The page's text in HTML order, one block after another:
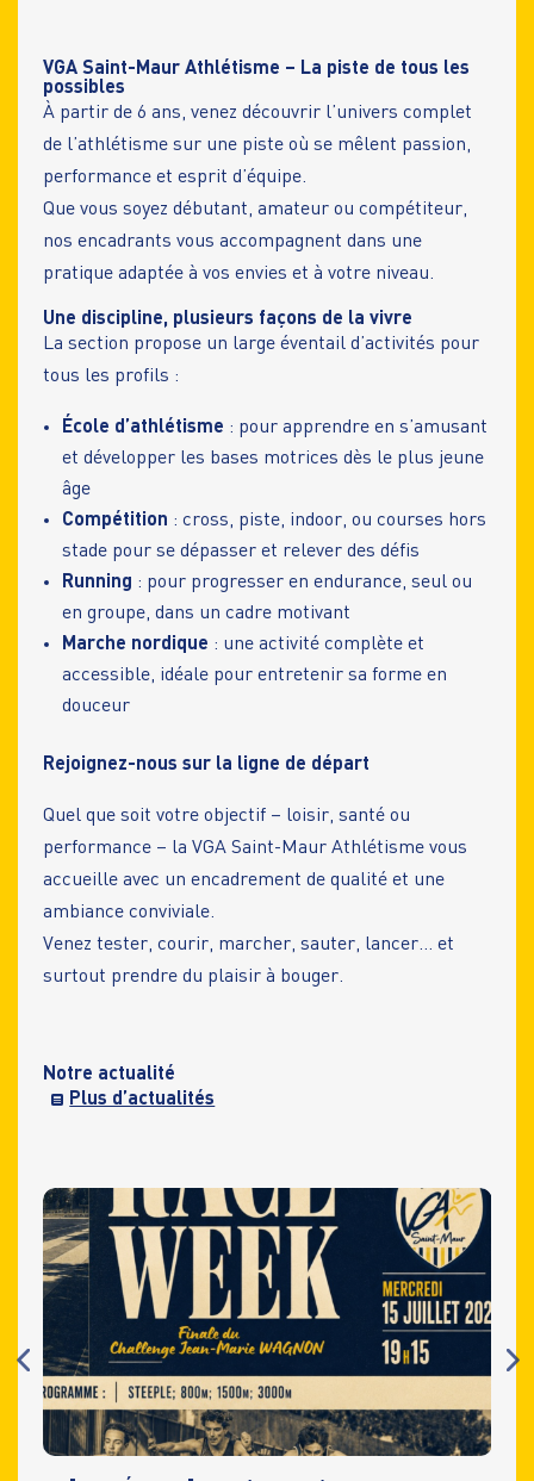
VGA Saint-Maur Athlétisme – La piste de tous les
possibles
À partir de 6 ans, venez découvrir l’univers complet
de l’athlétisme sur une piste où se mêlent passion,
performance et esprit d’équipe.
Que vous soyez débutant, amateur ou compétiteur,
nos encadrants vous accompagnent dans une
pratique adaptée à vos envies et à votre niveau.
Une discipline, plusieurs façons de la vivre
La section propose un large éventail d’activités pour
tous les profils :
École d’athlétisme : pour apprendre en s’amusant
et développer les bases motrices dès le plus jeune
âge
Compétition : cross, piste, indoor, ou courses hors
stade pour se dépasser et relever des défis
Running : pour progresser en endurance, seul ou
en groupe, dans un cadre motivant
Marche nordique : une activité complète et
accessible, idéale pour entretenir sa forme en
douceur
Rejoignez-nous sur la ligne de départ
Quel que soit votre objectif – loisir, santé ou
performance – la VGA Saint-Maur Athlétisme vous
accueille avec un encadrement de qualité et une
ambiance conviviale.
Venez tester, courir, marcher, sauter, lancer… et
surtout prendre du plaisir à bouger.
Notre actualité
Plus d’actualités